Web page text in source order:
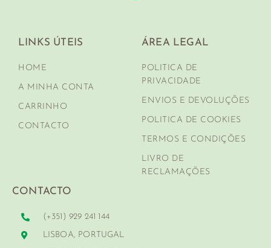
LINKS ÚTEIS
HOME
A MINHA CONTA
CARRINHO
CONTACTO
ÁREA LEGAL
POLITICA DE
PRIVACIDADE
ENVIOS E DEVOLUÇÕES
POLITICA DE COOKIES
TERMOS E CONDIÇÕES
LIVRO DE
RECLAMAÇÕES
CONTACTO
(+351) 929 241 144
LISBOA, PORTUGAL